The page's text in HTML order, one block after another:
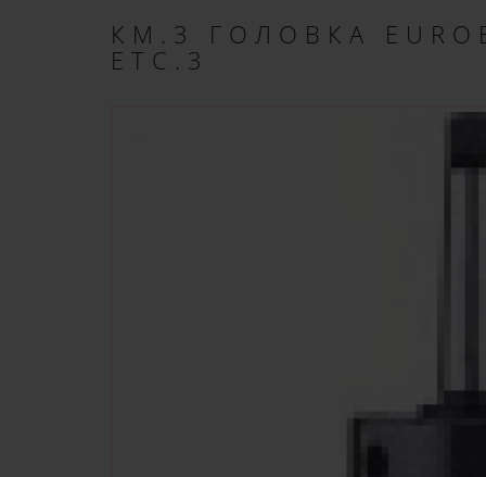
КМ.3 ГОЛОВКА
ETC.3